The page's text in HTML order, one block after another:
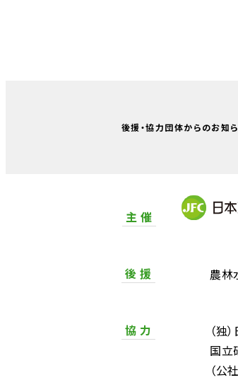
後援・協力団体からのお知
主 催
後 援 農林
協 力 （独
国立
（公